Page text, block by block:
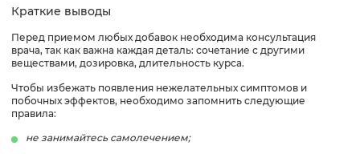
Краткие выводы
Перед приемом любых добавок необходима консультация
врача, так как важна каждая деталь: сочетание с другими
веществами, дозировка, длительность курса.
Чтобы избежать появления нежелательных симптомов и
побочных эффектов, необходимо запомнить следующие
правила:
не занимайтесь самолечением;